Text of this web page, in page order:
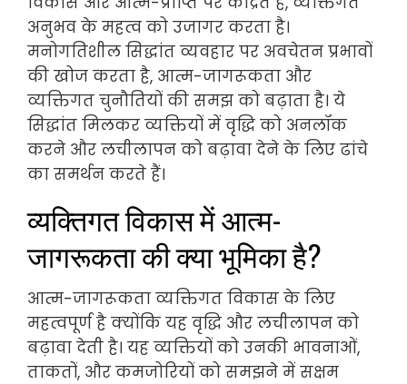
अनुभव के महत्व को उजागर करता है।
मनोगतिशील सिद्धांत व्यवहार पर अवचेतन प्रभावों
की खोज करता है, आत्म-जागरूकता और
व्यक्तिगत चुनौतियों की समझ को बढ़ाता है। ये
सिद्धांत मिलकर व्यक्तियों में वृद्धि को अनलॉक
करने और लचीलापन को बढ़ावा देने के लिए ढांचे
का समर्थन करते हैं।
व्यक्तिगत विकास में आत्म-
जागरूकता की क्या भूमिका है?
आत्म-जागरूकता व्यक्तिगत विकास के लिए
महत्वपूर्ण है क्योंकि यह वृद्धि और लचीलापन को
बढ़ावा देती है। यह व्यक्तियों को उनकी भावनाओं,
ताकतों, और कमजोरियों को समझने में सक्षम